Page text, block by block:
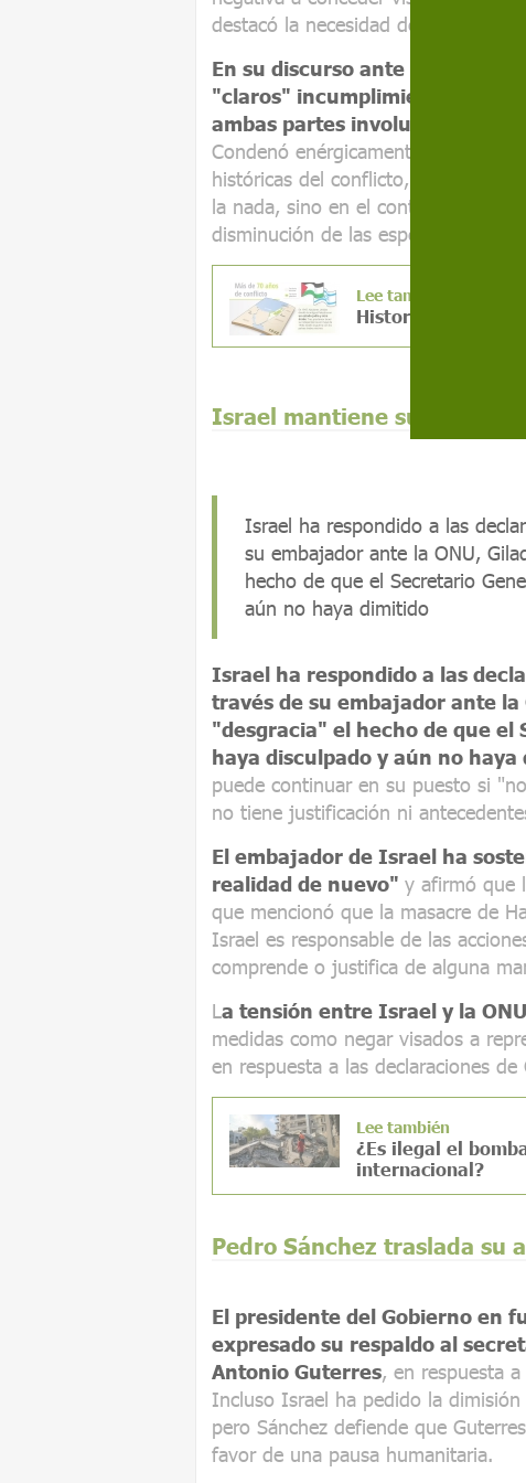
destacó la necesidad de la claridad
En su discurso ante el
"claros" incumplimientos del
ambas partes involucradas en
Condenó enérgicamente los
históricas del conflicto, señalando
la nada, sino en el contexto de 56
disminución de las esperanzas de
Lee también
Historia del
Israel mantiene sus críticas
Israel ha respondido a las
su embajador ante la ONU,
hecho de que el Secretario
aún no haya dimitido
Israel ha respondido a las
través de su embajador ante la
"desgracia" el hecho de que el
haya disculpado y aún no haya
puede continuar en su puesto si
no tiene justificación ni
El embajador de Israel ha
realidad de nuevo" y afirmó que
que mencionó que la masacre de
Israel es responsable de las
comprende o justifica de alguna
La tensión entre Israel y la
medidas como negar visados a
en respuesta a las declaraciones de
Lee también
¿Es ilegal el
internacional?
Pedro Sánchez traslada su
El presidente del Gobierno en
expresado su respaldo al
Antonio Guterres, en respuesta
Incluso Israel ha pedido la
pero Sánchez defiende que
favor de una pausa humanitaria.